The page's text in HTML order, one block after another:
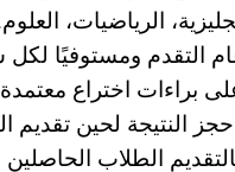
الرياضيات،
التقدم ومستوفيًا
براءات اختراع
النتيجة لحين تقديم
الطلاب الحاصلين